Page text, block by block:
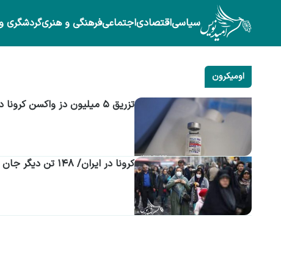
سیاسیاقتصادیاجتماعیفرهنگی و هنری
اومیکرون
تزریق ۵ میلیون دز واکسن کرونا در گیلان
کرونا در ایران/ ۱۴۸ تن دیگر جان باختند